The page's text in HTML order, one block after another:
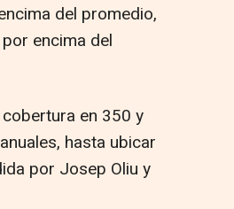
del promedio,
encima del
en 350 y
hasta ubicar
por Josep Oliu y